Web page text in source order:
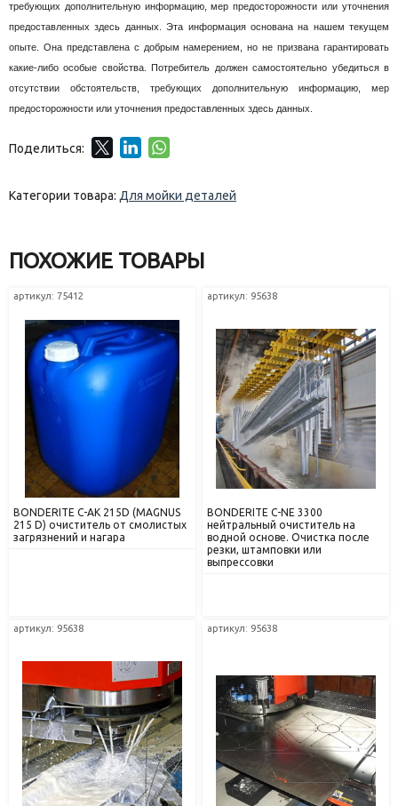
требующих дополнительную информацию, мер предосторожности или уточнения
предоставленных здесь данных. Эта информация основана на нашем текущем
опыте. Она представлена с добрым намерением, но не призвана гарантировать
какие-либо особые свойства. Потребитель должен самостоятельно убедиться в
отсутствии обстоятельств, требующих дополнительную информацию, мер
предосторожности или уточнения предоставленных здесь данных.
Поделиться:
Категории товара: Для мойки деталей
ПОХОЖИЕ ТОВАРЫ
артикул: 75412
BONDERITE C-AK 215D (MAGNUS
215 D) очиститель от смолистых
загрязнений и нагара
артикул: 95638
BONDERITE C-NE 3300
нейтральный очиститель на
водной основе. Очистка после
резки, штамповки или
выпрессовки
артикул: 95638 артикул: 95638